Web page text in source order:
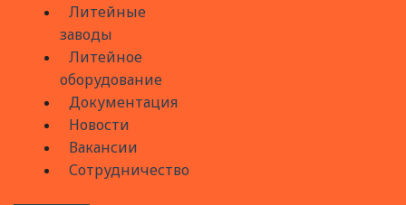
Литейные
заводы
Литейное
оборудование
Документация
Новости
Вакансии
Сотрудничество